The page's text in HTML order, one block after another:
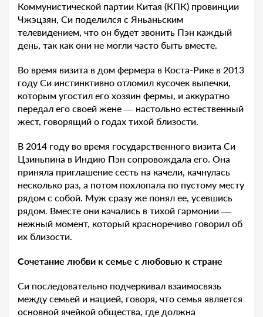
Коммунистической партии Китая (КПК) провинции
Чжэцзян, Си поделился с Яньаньским
телевидением, что он будет звонить Пэн каждый
день, так как они не могли часто быть вместе.
Во время визита в дом фермера в Коста-Рике в 2013
году Си инстинктивно отломил кусочек выпечки,
которым угостил его хозяин фермы, и аккуратно
передал его своей жене — настольно естественный
жест, говорящий о годах тихой близости.
В 2014 году во время государственного визита Си
Цзиньпина в Индию Пэн сопровождала его. Она
приняла приглашение сесть на качели, качнулась
несколько раз, а потом похлопала по пустому месту
рядом с собой. Муж сразу же понял ее, усевшись
рядом. Вместе они качались в тихой гармонии —
нежный момент, который красноречиво говорил об
их близости.
Сочетание любви к семье с любовью к стране
Си последовательно подчеркивал взаимосвязь
между семьей и нацией, говоря, что семья является
основной ячейкой общества, где должна